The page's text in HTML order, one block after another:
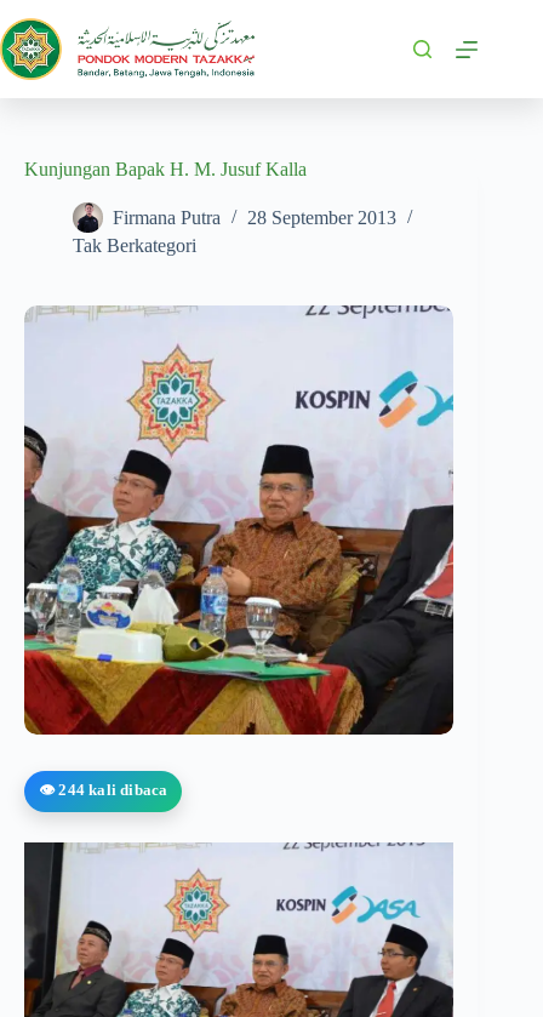
Kunjungan Bapak H. M. Jusuf Kalla
Firmana Putra
28 September 2013
Tak Berkategori
👁️ 244 kali dibaca